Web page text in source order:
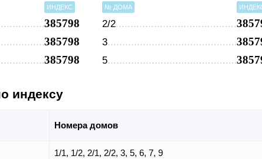
ИНДЕКС
385798
385798
385798
№ ДОМА
2/2
3
5
индексу
Номера домов
1/1, 1/2, 2/1, 2/2, 3, 5, 6, 7, 9